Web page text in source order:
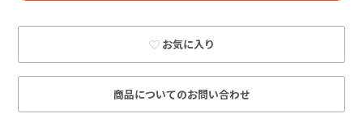
お気に入り
商品についてのお問い合わせ